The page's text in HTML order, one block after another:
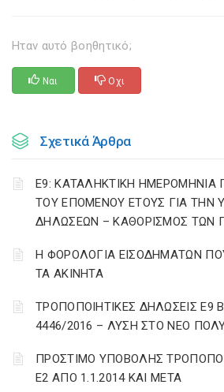
Ηταν αυτό βοηθητικό;
Ναι Οχι
Σχετικά Άρθρα
Ε9: ΚΑΤΑΛΗΚΤΙΚΗ ΗΜΕΡΟΜΗΝΙΑ
ΤΟΥ ΕΠΟΜΕΝΟΥ ΕΤΟΥΣ ΓΙΑ ΤΗΝ
ΔΗΛΩΣΕΩΝ – ΚΑΘΟΡΙΣΜΟΣ ΤΩΝ
Η ΦΟΡΟΛΟΓΙΑ ΕΙΣΟΔΗΜΑΤΩΝ
ΤΑ ΑΚΙΝΗΤΑ
ΤΡΟΠΟΠΟΙΗΤΙΚΕΣ ΔΗΛΩΣΕΙΣ Ε9
4446/2016 – ΛΥΣΗ ΣΤΟ ΝΕΟ
ΠΡΟΣΤΙΜΟ ΥΠΟΒΟΛΗΣ
Ε2 ΑΠΟ 1.1.2014 ΚΑΙ ΜΕΤΑ